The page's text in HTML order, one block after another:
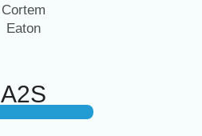
Cortem
Eaton
A2S